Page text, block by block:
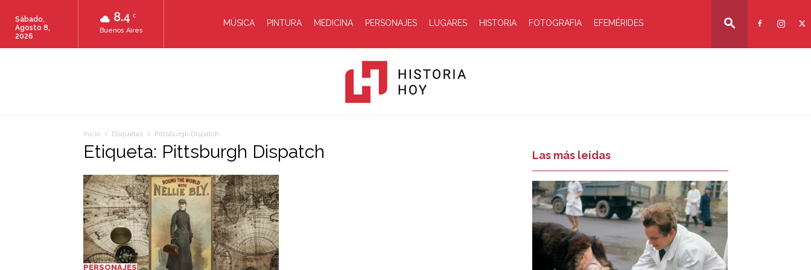
8.4 C
Buenos Aires
Sábado,
Agosto 8,
2026
MÚSICA PINTURA MEDICINA PERSONAJES LUGARES HISTORIA FOTOGRAFIA EFEMÉRIDES
Inicio Etiquetas Pittsburgh Dispatch
Etiqueta: Pittsburgh Dispatch
PERSONAJES
Las más leídas